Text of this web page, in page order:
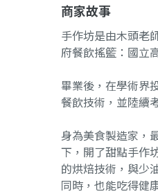
商家故事
手作坊是由木頭老
府餐飲搖籃：國立
畢業後，在學術界
餐飲技術，並陸續
身為美食製造家，
下，開了甜點手作
的烘焙技術，與少
同時，也能吃得健